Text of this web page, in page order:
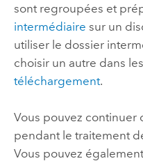
sont regroupées et
intermédiaire sur un
utiliser le dossier
choisir un autre dans les
téléchargement.
Vous pouvez continuer
pendant le traitement
Vous pouvez